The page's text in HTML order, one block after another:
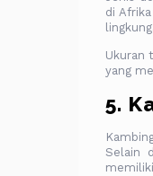
di
Ukuran
yang
5.
Selain